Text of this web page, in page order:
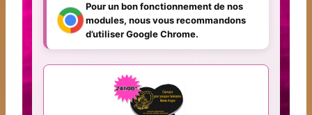
Pour un bon fonctionnement de nos
modules, nous vous recommandons
d’utiliser Google Chrome.